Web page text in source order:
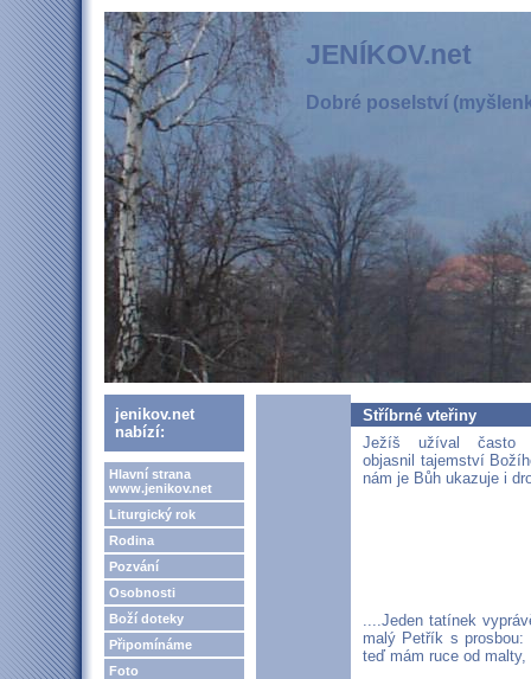
JENÍKOV.net
Dobré poselství
jenikov.net
nabízí:
Hlavní strana
www.jenikov.net
Liturgický rok
Rodina
Pozvání
Osobnosti
Boží doteky
Připomínáme
Foto
Stříbrné vteřiny
Ježíš užíval často
objasnil tajemství
nám je Bůh ukazuje i
....Jeden tatínek
malý Petřík s
teď mám ruce od